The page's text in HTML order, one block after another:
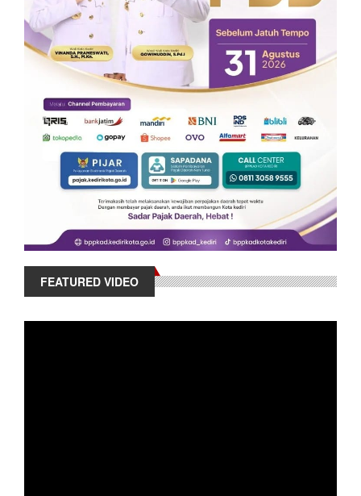
FEATURED VIDEO